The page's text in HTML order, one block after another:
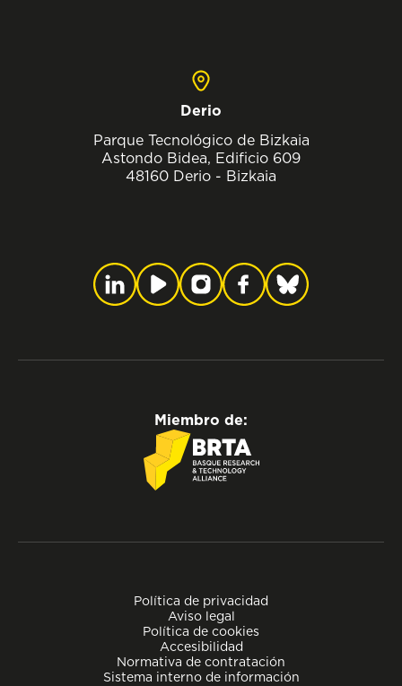
Derio
Parque Tecnológico de Bizkaia
Astondo Bidea, Edificio 609
48160 Derio - Bizkaia
Política de privacidad
Aviso legal
Política de cookies
Accesibilidad
Normativa de contratación
Sistema interno de información
Miembro de: